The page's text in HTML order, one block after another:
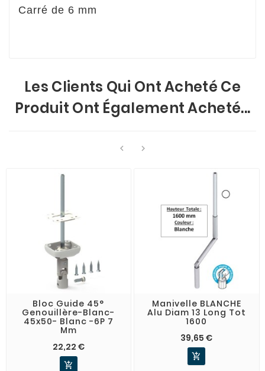
Carré de 6 mm
Les Clients Qui Ont Acheté Ce
Produit Ont Également Acheté...
 
Bloc Guide 45°
Genouillère-Blanc-
45x50- Blanc -6P 7
Mm
22,22 €

Manivelle BLANCHE
Alu Diam 13 Long Tot
1600
39,65 €
